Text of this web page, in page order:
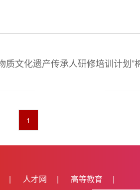
1
| 人才网 | 高等教育 |